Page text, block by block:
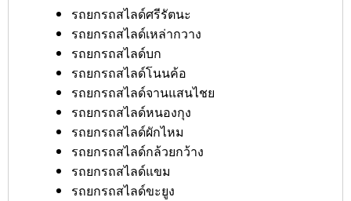
รถยกรถสไลด์ศรีรัตนะ
รถยกรถสไลด์เหล่ากวาง
รถยกรถสไลด์บก
รถยกรถสไลด์โนนค้อ
รถยกรถสไลด์จานแสนไชย
รถยกรถสไลด์หนองกุง
รถยกรถสไลด์ผักไหม
รถยกรถสไลด์กล้วยกว้าง
รถยกรถสไลด์แขม
รถยกรถสไลด์ขะยูง